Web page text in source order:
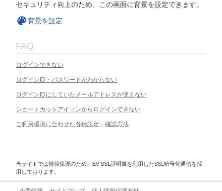
セキュリティ向上のため、この画面に背景を設定できます。
背景を設定
FAQ
ログインできない
ログインID・パスワードがわからない
ログインIDにしていたメールアドレスが使えない
ショートカットアイコンからログインできない
ご利用環境に合わせた各種設定・確認方法
当サイトでは情報保護のため、EV SSL証明書を利用したSSL暗号化通信を採
用しております。